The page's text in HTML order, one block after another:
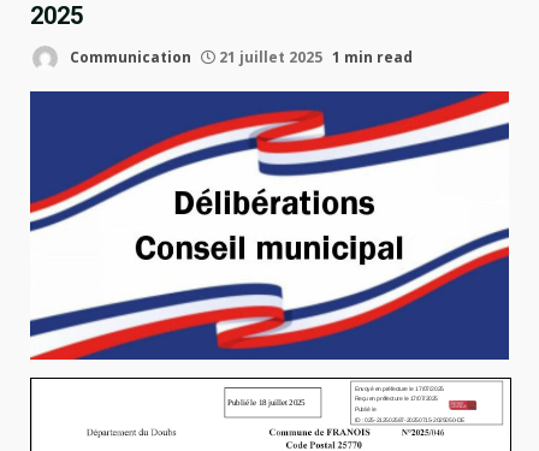
2025
Communication 21 juillet 2025 1 min read